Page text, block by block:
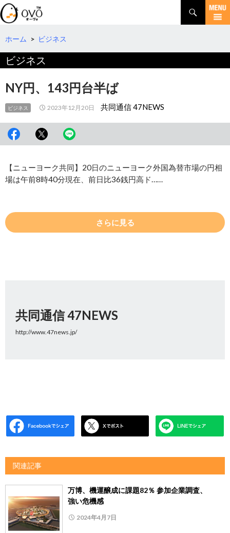
検
索
コ
テ
へ
移
動
ホーム > ビジネス
ビジネス
NY円、143円台半ば
ビジネス 2023年12月20日 共同通信 47NEWS
【ニューヨーク共同】20日のニューヨーク外国為替市場の円相
場は午前8時40分現在、前日比36銭円高ド……
さらに見る
共同通信 47NEWS
http://www.47news.jp/
関連記事
万博、機運醸成に課題82％ 参加企業調査、
強い危機感
2024年4月7日